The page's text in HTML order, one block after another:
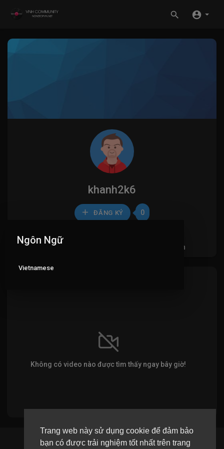
Trang web này sử dụng cookie để đảm bảo
bạn có được trải nghiệm tốt nhất trên trang
khanh2k6
ĐĂNG KÝ 0
Videos Video đã thích
Không có video nào được tìm thấy ngay bây giờ!
Ngôn Ngữ
Vietnamese